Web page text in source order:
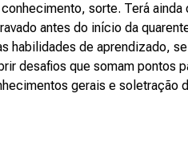
sorte. Terá
antes do início da
habilidades de aprendizado,
desafios que somam pontos
gerais e soletração